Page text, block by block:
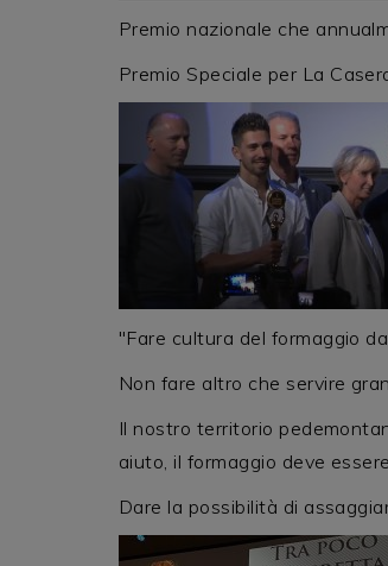
Premio nazionale che
Premio Speciale per La
"Fare cultura del formaggio
Non fare altro che servire
Il nostro territorio
aiuto, il formaggio deve
Dare la possibilità di